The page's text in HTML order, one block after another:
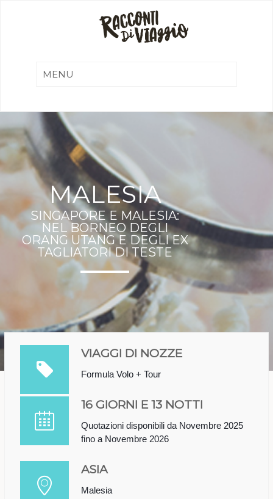
MALESIA
SINGAPORE E MALESIA:
NEL BORNEO DEGLI
ORANG UTANG E DEGLI EX
TAGLIATORI DI TESTE
VIAGGI DI NOZZE
Formula Volo + Tour
16 GIORNI E 13 NOTTI
Quotazioni disponibili da Novembre 2025
fino a Novembre 2026
ASIA
Malesia